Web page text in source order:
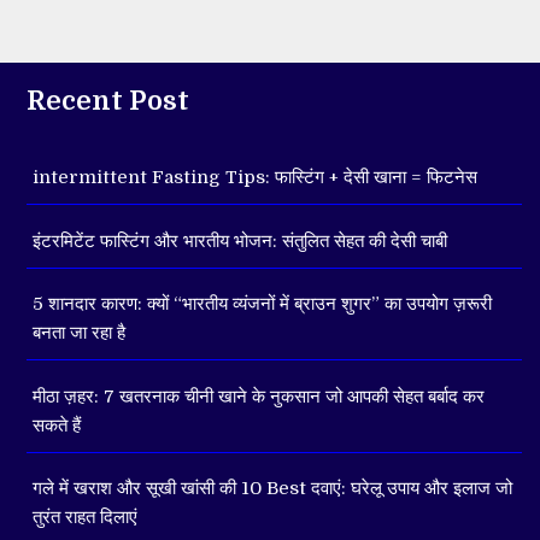
Recent Post
intermittent Fasting Tips: फास्टिंग + देसी खाना = फिटनेस
इंटरमिटेंट फास्टिंग और भारतीय भोजन: संतुलित सेहत की देसी चाबी
5 शानदार कारण: क्यों “भारतीय व्यंजनों में ब्राउन शुगर” का उपयोग ज़रूरी
बनता जा रहा है
मीठा ज़हर: 7 खतरनाक चीनी खाने के नुकसान जो आपकी सेहत बर्बाद कर
सकते हैं
गले में खराश और सूखी खांसी की 10 Best दवाएं: घरेलू उपाय और इलाज जो
तुरंत राहत दिलाएं